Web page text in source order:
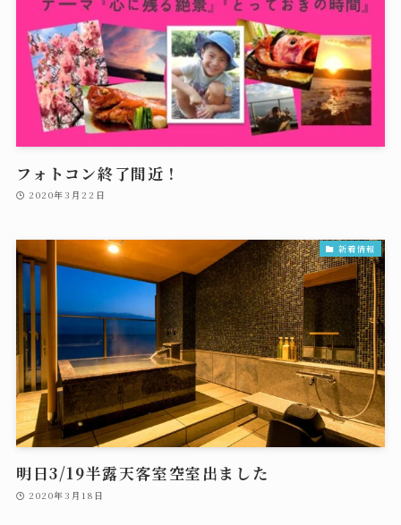
フォトコン終了間近！
2020年3月22日
新着情報
明日3/19半露天客室空室出ました
2020年3月18日